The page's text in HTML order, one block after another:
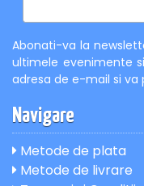
Abonati-va la
ultimele evenimente
adresa de e-mail si va
Navigare
Metode de plata
Metode de livrare